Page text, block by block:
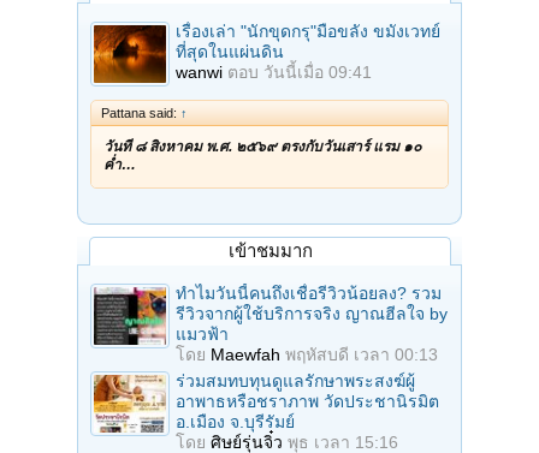
เปิดดูไฟล์ 5931834
: ขอขอบพระคุณที่มาจาก Facebook ศิษย์มีครู
เรื่องเล่า "นักขุดกรุ"มือขลัง ขมังเวทย์
ที่สุดในแผ่นดิน
wanwi ตอบ วันนี้เมื่อ 09:41
Pattana said: ↑
วันที่ ๘ สิงหาคม พ.ศ. ๒๕๖๙ ตรงกับวันเสาร์ แรม ๑๐
ค่ำ…
เข้าชมมาก
ทำไมวันนี้คนถึงเชื่อรีวิวน้อยลง? รวม
รีวิวจากผู้ใช้บริการจริง ญาณฮีลใจ by
แมวฟ้า
โดย Maewfah พฤหัสบดี เวลา 00:13
ร่วมสมทบทุนดูแลรักษาพระสงฆ์ผู้
อาพาธหรือชราภาพ วัดประชานิรมิต
อ.เมือง จ.บุรีรัมย์
โดย ศิษย์รุ่นจิ๋ว พุธ เวลา 15:16